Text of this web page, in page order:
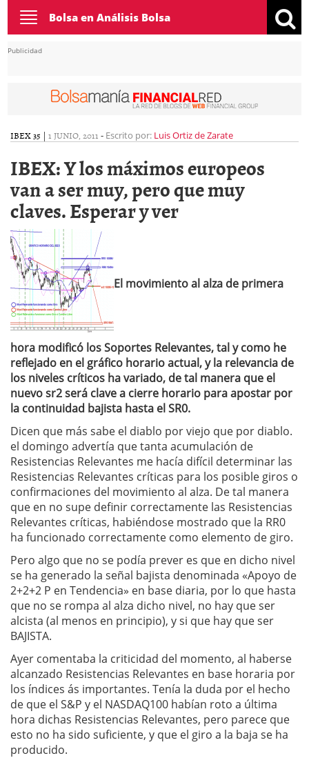
Toggle
navigation
Bolsa en Análisis Bolsa
Publicidad
IBEX 35 | 1 JUNIO, 2011 - Escrito por: Luis Ortiz de Zarate
IBEX: Y los máximos europeos
van a ser muy, pero que muy
claves. Esperar y ver
El movimiento al alza de primera
hora modificó los Soportes Relevantes, tal y como he
reflejado en el gráfico horario actual, y la relevancia de
los niveles críticos ha variado, de tal manera que el
nuevo sr2 será clave a cierre horario para apostar por
la continuidad bajista hasta el SR0.
Dicen que más sabe el diablo por viejo que por diablo.
el domingo advertía que tanta acumulación de
Resistencias Relevantes me hacía difícil determinar las
Resistencias Relevantes críticas para los posible giros o
confirmaciones del movimiento al alza. De tal manera
que en no supe definir correctamente las Resistencias
Relevantes críticas, habiéndose mostrado que la RR0
ha funcionado correctamente como elemento de giro.
Pero algo que no se podía prever es que en dicho nivel
se ha generado la señal bajista denominada «Apoyo de
2+2+2 P en Tendencia» en base diaria, por lo que hasta
que no se rompa al alza dicho nivel, no hay que ser
alcista (al menos en principio), y si que hay que ser
BAJISTA.
Ayer comentaba la criticidad del momento, al haberse
alcanzado Resistencias Relevantes en base horaria por
los índices ás importantes. Tenía la duda por el hecho
de que el S&P y el NASDAQ100 habían roto a última
hora dichas Resistencias Relevantes, pero parece que
esto no ha sido suficiente, y que el giro a la baja se ha
producido.